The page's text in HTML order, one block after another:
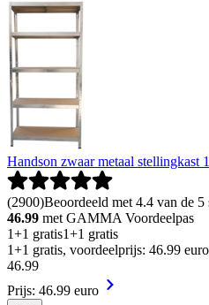
Handson zwaar metaal stellingkast
(2900)Beoordeeld met 4.4 van de
46.99 met GAMMA Voordeelpas
1+1 gratis1+1 gratis
1+1 gratis, voordeelprijs: 46.99
46.99
Prijs: 46.99 euro